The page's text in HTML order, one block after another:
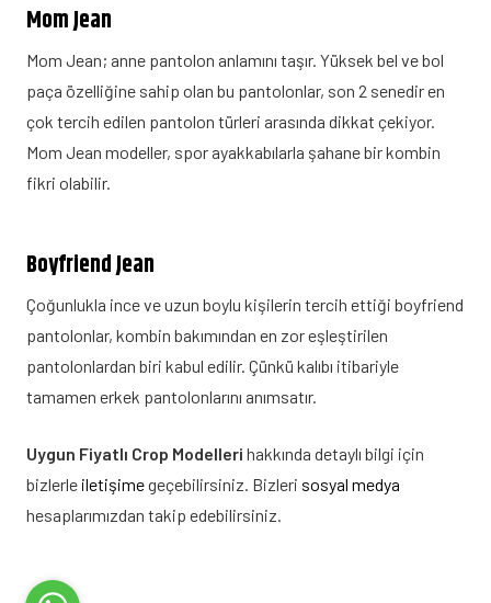
Mom Jean
Mom Jean; anne pantolon anlamını taşır. Yüksek bel ve bol
paça özelliğine sahip olan bu pantolonlar, son 2 senedir en
çok tercih edilen pantolon türleri arasında dikkat çekiyor.
Mom Jean modeller, spor ayakkabılarla şahane bir kombin
fikri olabilir.
Boyfriend Jean
Çoğunlukla ince ve uzun boylu kişilerin tercih ettiği boyfriend
pantolonlar, kombin bakımından en zor eşleştirilen
pantolonlardan biri kabul edilir. Çünkü kalıbı itibariyle
tamamen erkek pantolonlarını anımsatır.
Uygun Fiyatlı Crop Modelleri hakkında detaylı bilgi için
bizlerle iletişimegeçebilirsiniz. Bizleri sosyal medya
hesaplarımızdan takip edebilirsiniz.